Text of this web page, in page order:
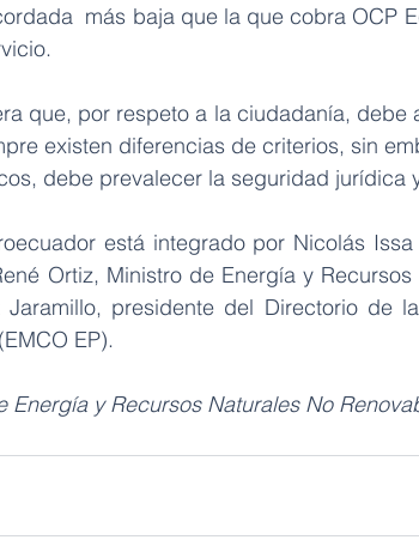
más baja que la que cobra OCP
que, por respeto a la ciudadanía, debe
existen diferencias de criterios, sin
debe prevalecer la seguridad jurídica
está integrado por Nicolás Issa
Ortiz, Ministro de Energía y
presidente del Directorio de
EP).
Energía y Recursos Naturales No